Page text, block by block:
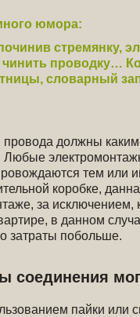
юмора:
стремянку,
чинить проводку…
словарный
провода должны
Любые
тем или
коробке,
за исключением,
в данном
затраты побольше.
соединения
пайки или